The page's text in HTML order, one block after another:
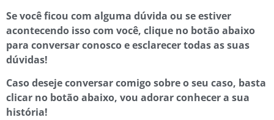
Se você ficou com alguma dúvida ou se estiver
acontecendo isso com você, clique no botão abaixo
para conversar conosco e esclarecer todas as suas
dúvidas!
Caso deseje conversar comigo sobre o seu caso, basta
clicar no botão abaixo, vou adorar conhecer a sua
história!